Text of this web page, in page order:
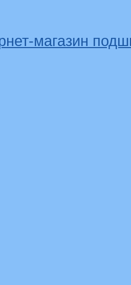
магазин